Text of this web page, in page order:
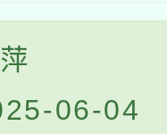
06-04